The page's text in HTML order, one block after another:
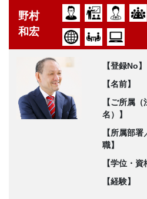
野村
和宏
【登録No】
【名前】
【ご所属（
名）】
【所属部署
職】
【学位・資
【経験】